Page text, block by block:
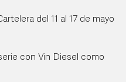
del 11 al 17 de mayo
con Vin Diesel como